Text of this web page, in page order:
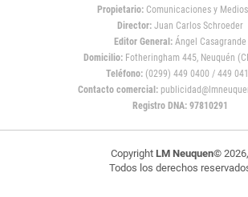
Propietario:Comunicaciones y
Director: Juan Carlos Schroeder
Editor General:Ángel Casagrande
Domicilio:Fotheringham 445, Neuquén
Teléfono: (0299) 449 0400 / 449
Contacto comercial:
Registro DNA: 97810291
Copyright LM Neuquen© 2026,
Todos los derechos